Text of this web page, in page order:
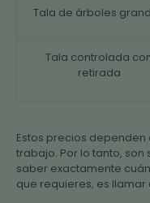
Tala de árboles
Tala controlada
retirada
Estos precios
trabajo. Por lo tanto,
saber exactamente
que requieres, es